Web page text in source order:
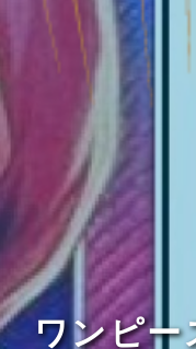
ワンピー